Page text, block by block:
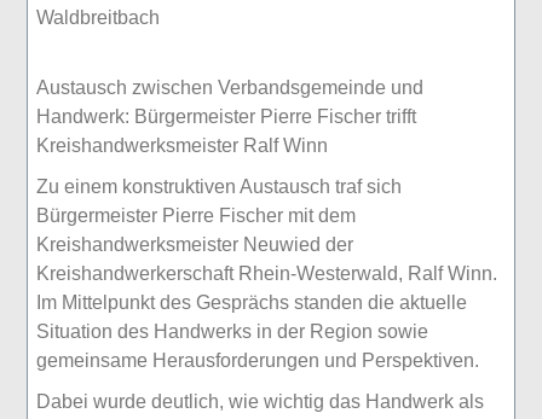
Waldbreitbach
Austausch zwischen Verbandsgemeinde und
Handwerk: Bürgermeister Pierre Fischer trifft
Kreishandwerksmeister Ralf Winn
Zu einem konstruktiven Austausch traf sich
Bürgermeister Pierre Fischer mit dem
Kreishandwerksmeister Neuwied der
Kreishandwerkerschaft Rhein-Westerwald, Ralf Winn.
Im Mittelpunkt des Gesprächs standen die aktuelle
Situation des Handwerks in der Region sowie
gemeinsame Herausforderungen und Perspektiven.
Dabei wurde deutlich, wie wichtig das Handwerk als